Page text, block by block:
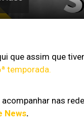
que assim que
temporada.
nas
News.